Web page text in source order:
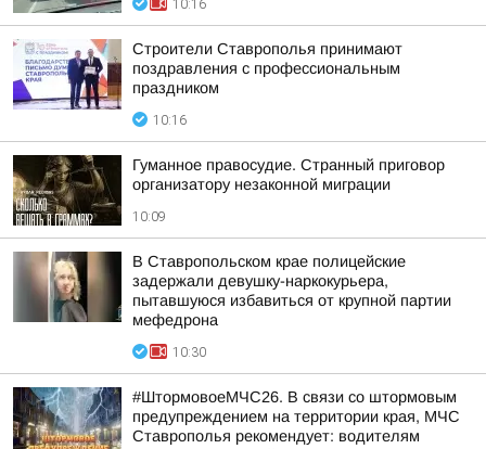
10:16
Строители Ставрополья принимают
поздравления с профессиональным
праздником
10:16
Гуманное правосудие. Странный приговор
организатору незаконной миграции
10:09
В Ставропольском крае полицейские
задержали девушку-наркокурьера,
пытавшуюся избавиться от крупной партии
мефедрона
10:30
#ШтормовоеМЧС26. В связи со штормовым
предупреждением на территории края, МЧС
Ставрополья рекомендует: водителям